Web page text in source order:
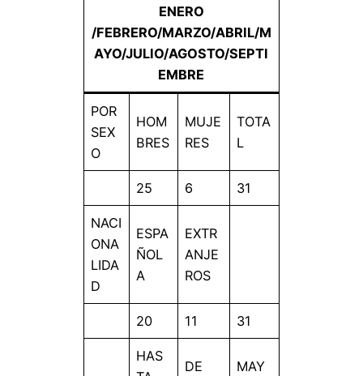
ENERO
/FEBRERO/MARZO/ABRIL/M
AYO/JULIO/AGOSTO/SEPTI
EMBRE
POR
SEX
O
HOM
BRES
MUJE
RES
TOTA
L
25 6 31
NACI
ONA
LIDA
D
ESPA
ÑOL
A
EXTR
ANJE
ROS
20 11 31
HAS
DE MAY